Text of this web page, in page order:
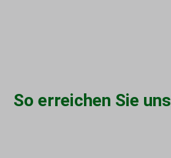
So erreichen Sie uns